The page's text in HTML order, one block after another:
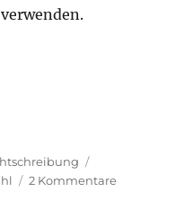
2 Kommentarezu